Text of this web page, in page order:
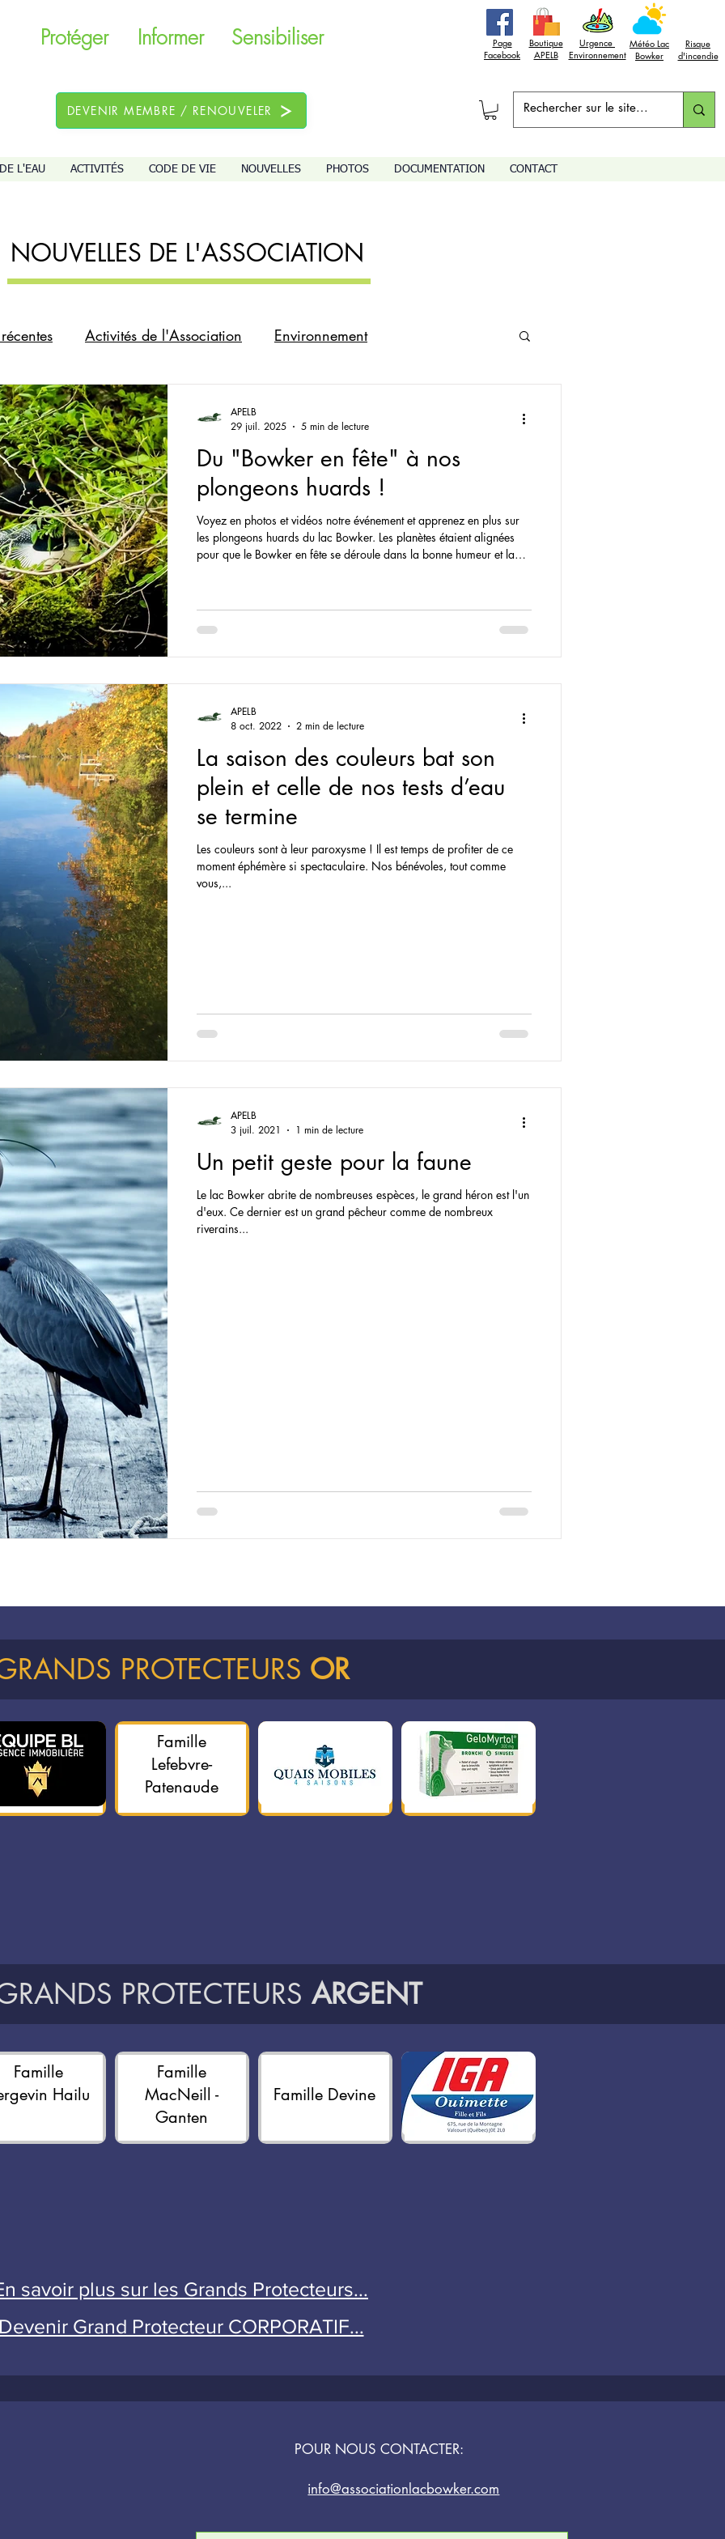
Protéger Informer Sensibiliser
Page
Facebook
Boutique
APELB
Urgence
Environnement
Météo Lac
Bowker
Risque
d'incendie
DEVENIR MEMBRE / RENOUVELER
L'EAU ACTIVITÉS CODE DE VIE NOUVELLES PHOTOS DOCUMENTATION CONTACT
NOUVELLES DE L'ASSOCIATION
Activités de l'Association Environnement
Faune et flore du lac Bowker
Du "Bowker en fête" à nos
plongeons huards !
Voyez en photos et vidéos notre événement et apprenez en plus sur
les plongeons huards du lac Bowker. Les planètes étaient alignées
pour que le Bowker en fête se déroule dans la bonne humeur et la
l’événement dans notre section activités. On remettra ça l’an
prochain, cette
APELB
29 juil. 2025
5 min de lecture
La saison des couleurs bat son
plein et celle de nos tests d’eau
se termine
Les couleurs sont à leur paroxysme ! Il est temps de profiter de ce
moment éphémère si spectaculaire. Nos bénévoles, tout comme
vous,...
APELB
8 oct. 2022
2 min de lecture
Un petit geste pour la faune
Le lac Bowker abrite de nombreuses espèces, le grand héron est l'un
d'eux. Ce dernier est un grand pêcheur comme de nombreux
riverains...
APELB
3 juil. 2021
1 min de lecture
PROTECTEURS OR
Famille
Lefebvre-
Patenaude
PROTECTEURS ARGENT
Famille
Hailu
Famille
MacNeill -
Ganten
Famille Devine
savoir plus sur les Grands Protecteurs...
Grand Protecteur CORPORATIF...
POUR NOUS CONTACTER:
info@associationlacbowker.com